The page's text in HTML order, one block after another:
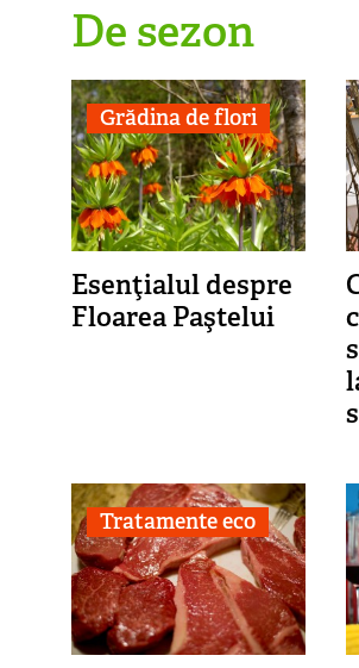
De sezon
Grădina de flori
Esenţialul despre
Floarea Paştelui
Tratamente eco